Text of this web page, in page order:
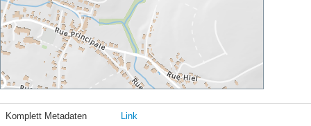
Komplett Metadaten Link